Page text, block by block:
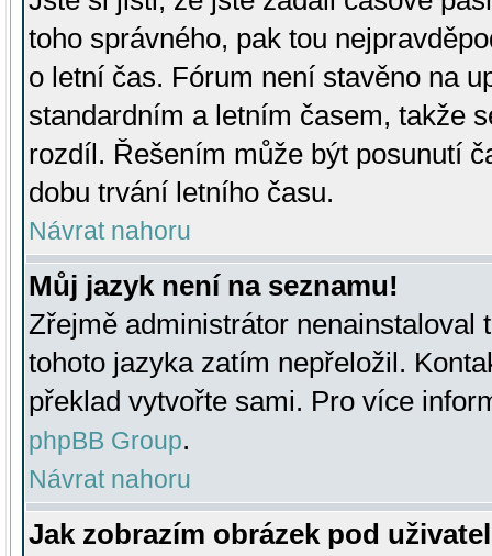
toho správného, pak tou
o letní čas. Fórum není stavěno na
standardním a letním časem, takže
rozdíl. Řešením může být posunutí
dobu trvání letního času.
Návrat nahoru
Můj jazyk není na seznamu!
Zřejmě administrátor nenainstaloval
tohoto jazyka zatím nepřeložil.
překlad vytvořte sami. Pro více
phpBB Group.
Návrat nahoru
Jak zobrazím obrázek pod